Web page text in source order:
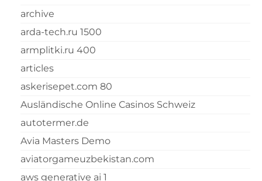
archive
arda-tech.ru 1500
armplitki.ru 400
articles
askerisepet.com 80
Ausländische Online Casinos Schweiz
autotermer.de
Avia Masters Demo
aviatorgameuzbekistan.com
aws generative ai 1